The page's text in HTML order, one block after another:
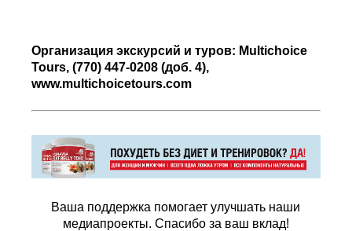
Организация экскурсий и туров: Multichoice
Tours, (770) 447-0208 (доб. 4),
www.multichoicetours.com
Ваша поддержка помогает улучшать наши
медиапроекты. Спасибо за ваш вклад!